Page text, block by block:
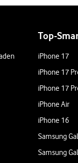
Top-
iPhone 17
iPhone 17
iPhone 17
iPhone Air
iPhone 16
Samsung
Samsung